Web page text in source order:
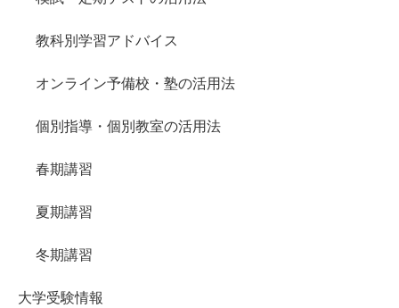
教科別学習アドバイス
オンライン予備校・塾の活用法
個別指導・個別教室の活用法
春期講習
夏期講習
冬期講習
大学受験情報